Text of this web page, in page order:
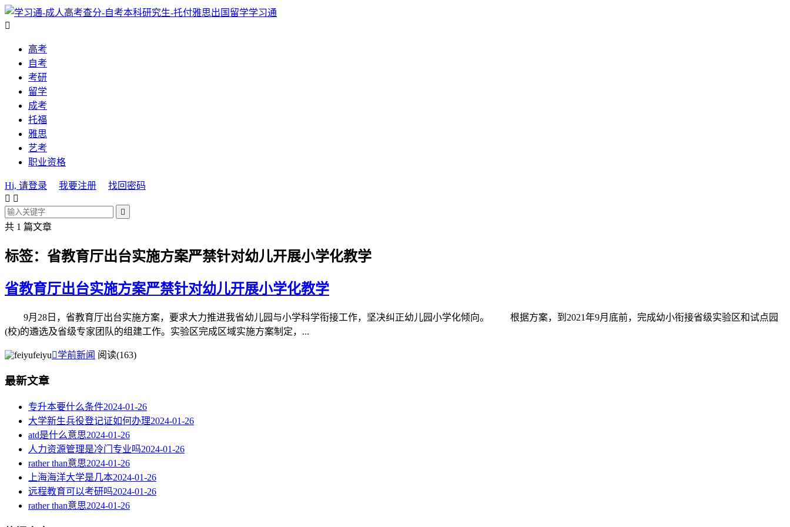
学习通

高考
自考
考研
留学
成考
托福
雅思
艺考
职业资格
Hi, 请登录 我要注册
找回密码
 

共 1 篇文章
标签：省教育厅出台实施方案严禁针对幼儿开展小学化教学
省教育厅出台实施方案严禁针对幼儿开展小学化教学
9月28日，省教育厅出台实施方案，要求大力推进我省幼儿园与小学科学衔接工作，坚决纠正幼儿园小学化倾向。 根据方案，到2021年9月底前，完成幼小衔接省级实验区和试点园
(校)的遴选及省级专家团队的组建工作。实验区完成区域实施方案制定，...
feiyu学前新闻 阅读(163)
最新文章
专升本要什么条件2024-01-26
大学新生兵役登记证如何办理2024-01-26
atd是什么意思2024-01-26
人力资源管理是冷门专业吗2024-01-26
rather than意思2024-01-26
上海海洋大学是几本2024-01-26
远程教育可以考研吗2024-01-26
rather than意思2024-01-26